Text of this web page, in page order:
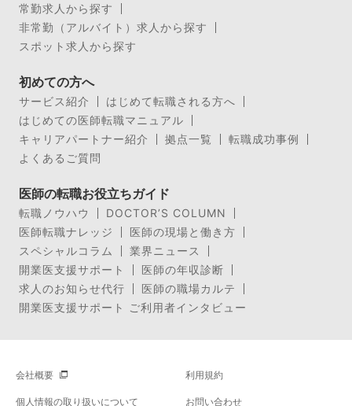
常勤求人から探す
非常勤（アルバイト）求人から探す
スポット求人から探す
初めての方へ
サービス紹介
はじめて転職される方へ
はじめての医師転職マニュアル
キャリアパートナー紹介
拠点一覧
転職成功事例
よくあるご質問
医師の転職お役立ちガイド
転職ノウハウ
DOCTOR’S COLUMN
医師転職ナレッジ
医師の現場と働き方
スペシャルコラム
業界ニュース
開業医支援サポート
医師の年収診断
求人のお知らせ代行
医師の職場カルテ
開業医支援サポート ご利用者インタビュー
会社概要 利用規約
個人情報の取り扱いについて お問い合わせ